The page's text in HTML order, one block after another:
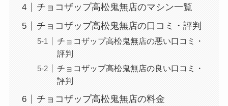
チョコザップ高松鬼無店のマシン一覧
チョコザップ高松鬼無店の口コミ・評判
チョコザップ高松鬼無店の悪い口コミ・
評判
チョコザップ高松鬼無店の良い口コミ・
評判
チョコザップ高松鬼無店の料金